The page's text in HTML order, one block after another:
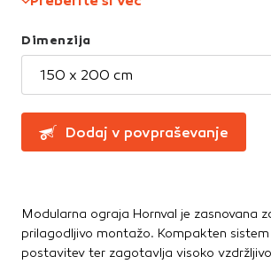
Dimenzija
150 x 200 cm
Dodaj v povpraševanje
Modularna ograja Hornval je zasnovana
prilagodljivo montažo. Kompakten
postavitev ter zagotavlja visoko
Te piškotke nastavijo naši oglaševalski
izdelavo profila vaših interesov, ki ga
Pri delu uporabljajo edinstveno
ne boste deležni našega ciljnega
DOVOLI VSE